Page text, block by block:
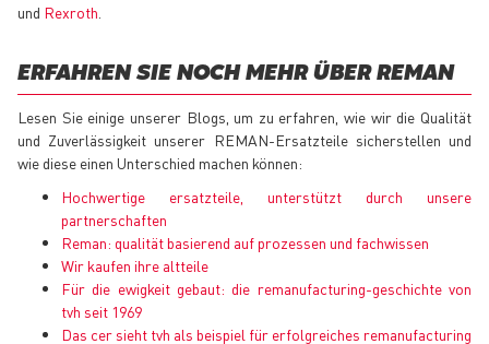
und Rexroth
ERFAHREN SIE NOCH MEHR ÜBER REMAN
Lesen Sie einige unserer Blogs, um zu erfahren, wie wir die Qualität
und Zuverlässigkeit unserer REMAN-Ersatzteile sicherstellen und
wie diese einen Unterschied machen können:
Hochwertige ersatzteile, unterstützt durch unsere
partnerschaften
Reman: qualität basierend auf prozessen und fachwissen
Wir kaufen ihre altteile
Für die ewigkeit gebaut: die remanufacturing-geschichte von
tvh seit 1969
Das cer sieht tvh als beispiel für erfolgreiches remanufacturing